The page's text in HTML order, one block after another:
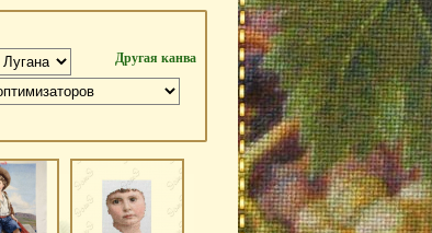
Другая канва